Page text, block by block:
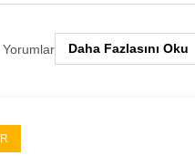
Yorumlar Daha Fazlasını Oku